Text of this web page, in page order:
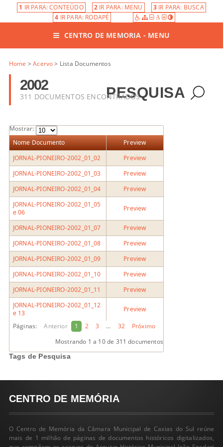
1 IR PARA: CONTEÚDO 2 IR PARA: MENU 3 IR PARA: BUSCA
4 IR PARA: RODAPÉ A
CENTRO DE MEMORIA - MENU
Home >Acervo> Lista Documentos
2002
311 DOCUMENTOS ENCONTRADOSPESQUISA
Mostrar:
Nome Documento
Preview
JORNAL-PIONEIRO-2002_01_02
Preview
JORNAL-PIONEIRO-2002_01_03
Preview
JORNAL-PIONEIRO-2002_01_04
Preview
JORNAL-PIONEIRO-2002_01_05
e 06
Preview
JORNAL-PIONEIRO-2002_01_07
Preview
JORNAL-PIONEIRO-2002_01_08
Preview
JORNAL-PIONEIRO-2002_01_09
Preview
JORNAL-PIONEIRO-2002_01_10
Preview
JORNAL-PIONEIRO-2002_01_11
Preview
JORNAL-PIONEIRO-2002_01_12
e 13
Preview
Páginas:
Anterior 1 2 3 … 32
Próximo
Mostrando 1 a 10de 311 documentos
Tags de Pesquisa
CENTRO DE MEMÓRIA
O Centro de Memória da Câmara Municipal de Caxias do Sul reúne
mais de 1 milhão de páginas de documentos históricos digitalizados,